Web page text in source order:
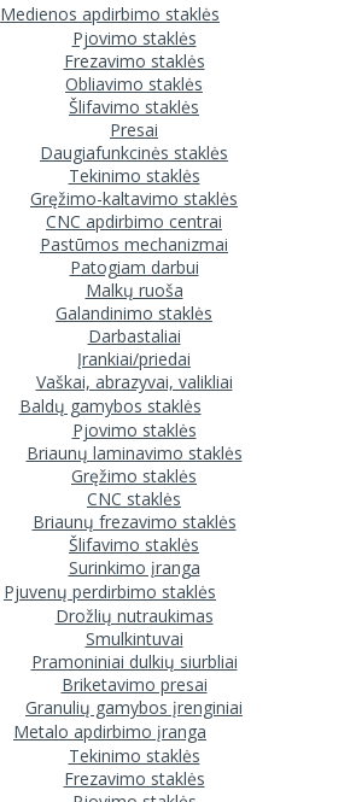
Medienos apdirbimo staklės
Pjovimo staklės
Frezavimo staklės
Obliavimo staklės
Šlifavimo staklės
Presai
Daugiafunkcinės staklės
Tekinimo staklės
Gręžimo-kaltavimo staklės
CNC apdirbimo centrai
Pastūmos mechanizmai
Patogiam darbui
Malkų ruoša
Galandinimo staklės
Darbastaliai
Įrankiai/priedai
Vaškai, abrazyvai, valikliai
Baldų gamybos staklės
Pjovimo staklės
Briaunų laminavimo staklės
Gręžimo staklės
CNC staklės
Briaunų frezavimo staklės
Šlifavimo staklės
Surinkimo įranga
Pjuvenų perdirbimo staklės
Drožlių nutraukimas
Smulkintuvai
Pramoniniai dulkių siurbliai
Briketavimo presai
Granulių gamybos įrenginiai
Metalo apdirbimo įranga
Tekinimo staklės
Frezavimo staklės